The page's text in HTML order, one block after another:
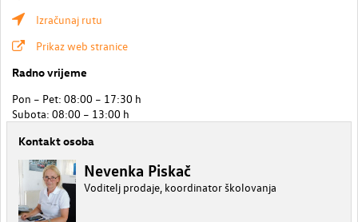
Izračunaj rutu
Prikaz web stranice
Radno vrijeme
Pon – Pet: 08:00 – 17:30 h
Subota: 08:00 – 13:00 h
Kontakt osoba
Nevenka Piskač
Voditelj prodaje, koordinator školovanja